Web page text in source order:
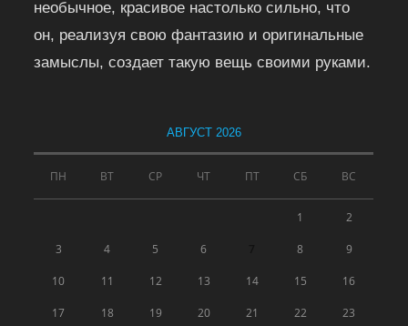
необычное, красивое настолько сильно, что
он, реализуя свою фантазию и оригинальные
замыслы, создает такую вещь своими руками.
АВГУСТ 2026
ПН ВТ СР ЧТ ПТ СБ ВС
1 2
3 4 5 6 8 9
10 11 12 13 14 15 16
17 18 19 20 21 22 23